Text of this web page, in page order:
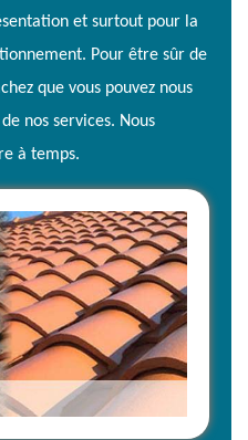
et surtout pour la
Pour être sûr de
que vous pouvez nous
nos services. Nous
à temps.